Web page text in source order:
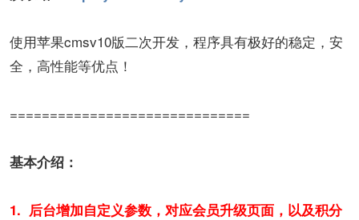
使用苹果cmsv10版二次开发，程序具有极好的稳定，安
全，高性能等优点！
==============================
基本介绍：
1. 后台增加自定义参数，对应会员升级页面，以及积分